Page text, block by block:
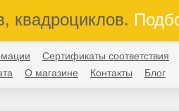
квадроциклов.
Сертификаты соответствия
О магазине Контакты Блог